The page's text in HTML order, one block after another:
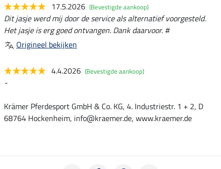
17.5.2026 (Bevestigde aankoop)
Dit jasje werd mij door de service als alternatief voorgesteld.
Het jasje is erg goed ontvangen. Dank daarvoor. #
Origineel bekijken
4.4.2026 (Bevestigde aankoop)
-
Krämer Pferdesport GmbH & Co. KG, 4. Industriestr. 1 + 2, D
68764 Hockenheim, info@kraemer.de, www.kraemer.de